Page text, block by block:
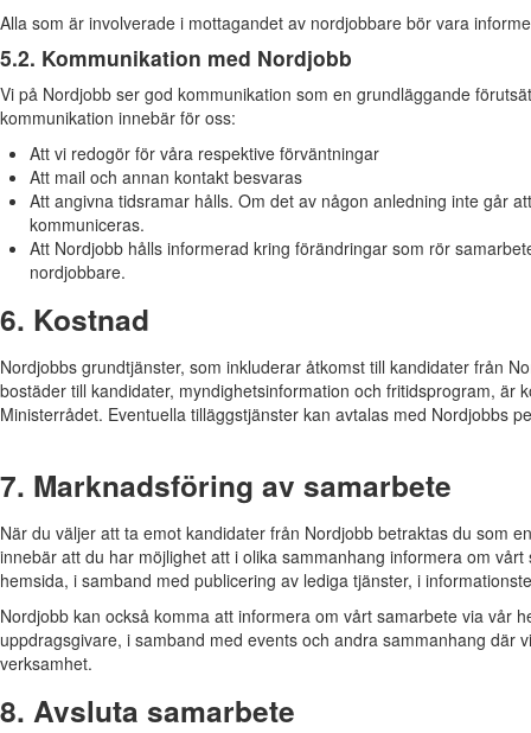
Alla som är involverade i mottagandet av nordjobbare bör vara
5.2. Kommunikation med Nordjobb
Vi på Nordjobb ser god kommunikation som en grundläggande
kommunikation innebär för oss:
Att vi redogör för våra respektive förväntningar
Att mail och annan kontakt besvaras
Att angivna tidsramar hålls. Om det av någon anledning inte går
kommuniceras.
Att Nordjobb hålls informerad kring förändringar som rör
nordjobbare.
6. Kostnad
Nordjobbs grundtjänster, som inkluderar åtkomst till kandidater från
bostäder till kandidater, myndighetsinformation och fritidsprogram, är
Ministerrådet. Eventuella tilläggstjänster kan avtalas med Nordjobbs
7. Marknadsföring av samarbete
När du väljer att ta emot kandidater från Nordjobb betraktas du som
innebär att du har möjlighet att i olika sammanhang informera om
hemsida, i samband med publicering av lediga tjänster, i
Nordjobb kan också komma att informera om vårt samarbete via vår
uppdragsgivare, i samband med events och andra sammanhang där
verksamhet.
8. Avsluta samarbete